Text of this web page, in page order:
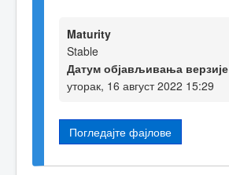
Maturity
Stable
Датум објављивања верзије
уторак, 16 август 2022 15:29
Погледајте фајлове